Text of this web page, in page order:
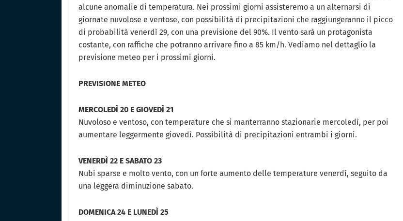
alcune anomalie di temperatura. Nei prossimi giorni assisteremo a un alternarsi di
giornate nuvolose e ventose, con possibilità di precipitazioni che raggiungeranno il picco
di probabilità venerdì 29, con una previsione del 90%. Il vento sarà un protagonista
costante, con raffiche che potranno arrivare fino a 85 km/h. Vediamo nel dettaglio la
previsione meteo per i prossimi giorni.
PREVISIONE METEO
MERCOLEDÌ 20 E GIOVEDÌ 21
Nuvoloso e ventoso, con temperature che si manterranno stazionarie mercoledì, per poi
aumentare leggermente giovedì. Possibilità di precipitazioni entrambi i giorni.
VENERDÌ 22 E SABATO 23
Nubi sparse e molto vento, con un forte aumento delle temperature venerdì, seguito da
una leggera diminuzione sabato.
DOMENICA 24 E LUNEDÌ 25